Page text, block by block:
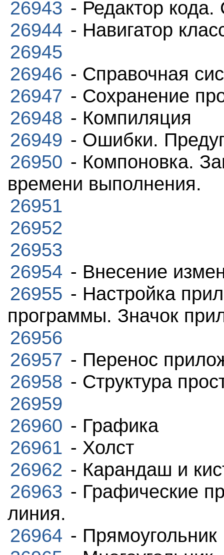
26943 - Редактор кода.
26944 - Навигатор
26945
26946 - Справочная
26947 - Сохранение
26948 - Компиляция
26949 - Ошибки.
26950 - Компоновка.
времени выполнения.
26951
26952
26953
26954 - Внесение
26955 - Настройка
программы. Значок
26956
26957 - Перенос
26958 - Структура
26959
26960 - Графика
26961 - Холст
26962 - Карандаш и
26963 - Графические
линия.
26964 - Прямоугольник